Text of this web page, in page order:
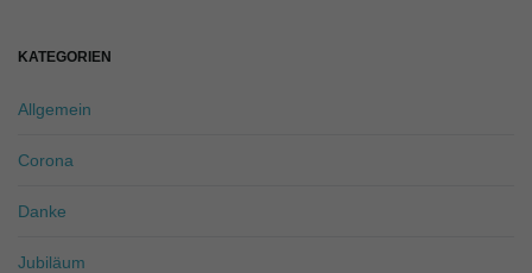
KATEGORIEN
Allgemein
Corona
Danke
Jubiläum